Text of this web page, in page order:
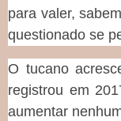
para valer,
questionado se
O tucano
registrou em
aumentar